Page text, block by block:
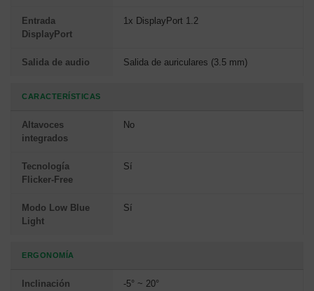
Entrada
DisplayPort
1x DisplayPort 1.2
Salida de audio Salida de auriculares (3.5 mm)
CARACTERÍSTICAS
Altavoces
integrados
No
Tecnología
Flicker-Free
Sí
Modo Low Blue
Light
Sí
ERGONOMÍA
Inclinación -5° ~ 20°